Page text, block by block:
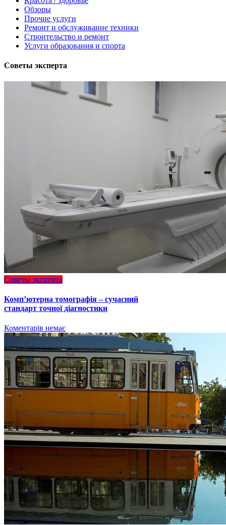
Обзоры
Прочие услуги
Ремонт и обслуживание техники
Строительство и ремонт
Услуги образования и спорта
Советы эксперта
Советы эксперта
Комп’ютерна томографія – сучасний
стандарт точної діагностики
Коментарів немає